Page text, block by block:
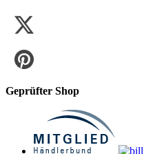
Geprüfter Shop